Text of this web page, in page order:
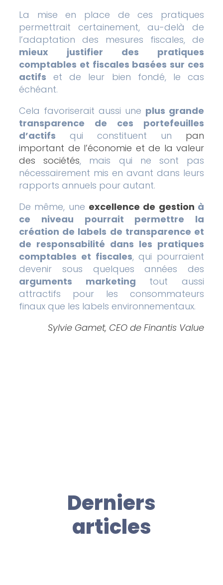
La mise en place de ces pratiques
permettrait certainement, au-delà de
l’adaptation des mesures fiscales, de
mieux justifier des pratiques
comptables et fiscales basées sur ces
actifs et de leur bien fondé, le cas
échéant.
Cela favoriserait aussi une plus grande
transparence de ces portefeuilles
d’actifs qui constituent un pan
important de l’économie et de la valeur
des sociétés, mais qui ne sont pas
nécessairement mis en avant dans leurs
rapports annuels pour autant.
De même, une excellence de gestion à
ce niveau pourrait permettre la
création de labels de transparence et
de responsabilité dans les pratiques
comptables et fiscales, qui pourraient
devenir sous quelques années des
arguments marketing tout aussi
attractifs pour les consommateurs
finaux que les labels environnementaux.
Sylvie Gamet, CEO de Finantis Value
Derniers
articles